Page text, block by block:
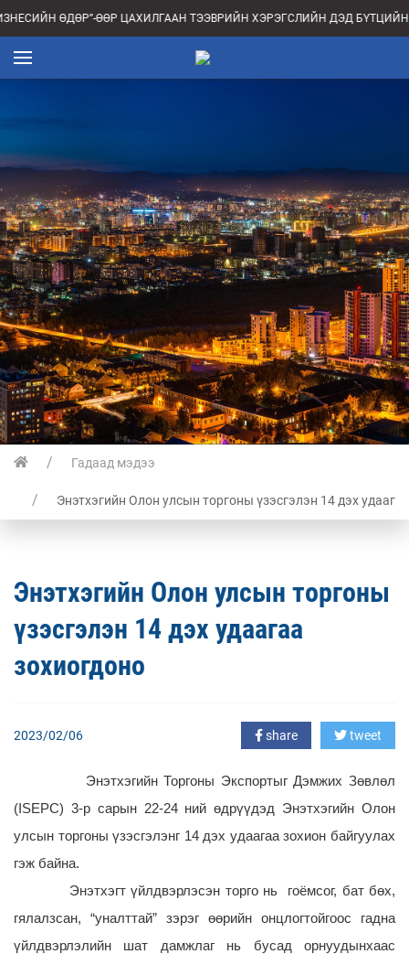
ӨДӨР”-ӨӨР ЦАХИЛГААН ТЭЭВРИЙН ХЭРЭГСЛИЙН ДЭД
Гадаад мэдээ
Энэтхэгийн Олон улсын торгоны үзэсгэлэн 14 дэх
Энэтхэгийн Олон улсын торгоны
үзэсгэлэн 14 дэх удаагаа
зохиогдоно
2023/02/06 share tweet
Энэтхэгийн Торгоны Экспортыг Дэмжих Зөвлөл
(ISEPC) 3-р сарын 22-24 ний өдрүүдэд Энэтхэгийн Олон
улсын торгоны үзэсгэлэнг 14 дэх удаагаа зохион байгуулах
гэж байна.
Энэтхэгт үйлдвэрлэсэн торго нь гоёмсог, бат бөх,
гялалзсан, “уналттай” зэрэг өөрийн онцлогтойгоос гадна
үйлдвэрлэлийн шат дамжлаг нь бусад орнуудынхаас